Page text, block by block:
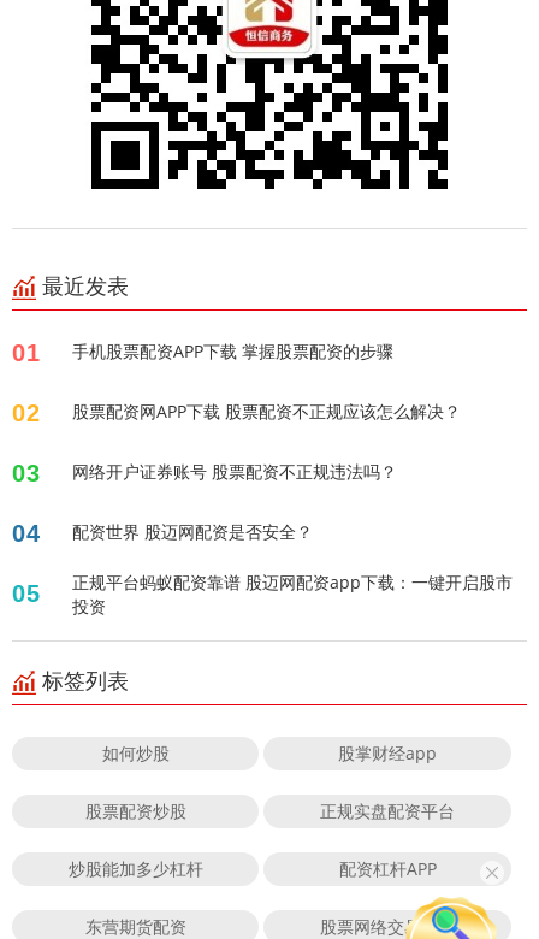
最近发表
01 手机股票配资APP下载 掌握股票配资的步骤
02 股票配资网APP下载 股票配资不正规应该怎么解决？
03 网络开户证券账号 股票配资不正规违法吗？
04 配资世界 股迈网配资是否安全？
05
正规平台蚂蚁配资靠谱 股迈网配资app下载：一键开启股市
投资
标签列表
如何炒股 股掌财经app
股票配资炒股 正规实盘配资平台
炒股能加多少杠杆 配资杠杆APP
东营期货配资 股票网络交易平台